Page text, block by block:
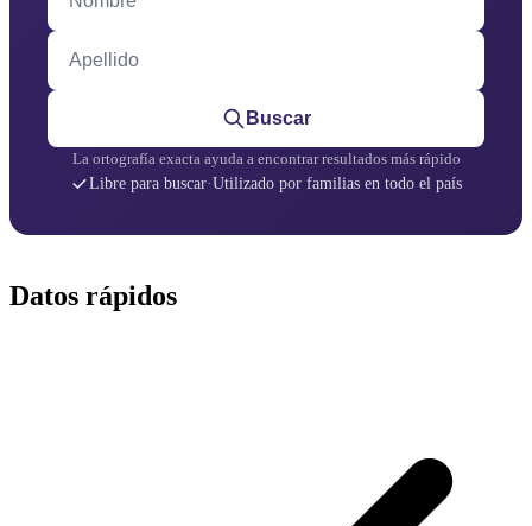
Apellido
Buscar
La ortografía exacta ayuda a encontrar resultados más rápido
Libre para buscar·Utilizado por familias en todo el país
Datos rápidos